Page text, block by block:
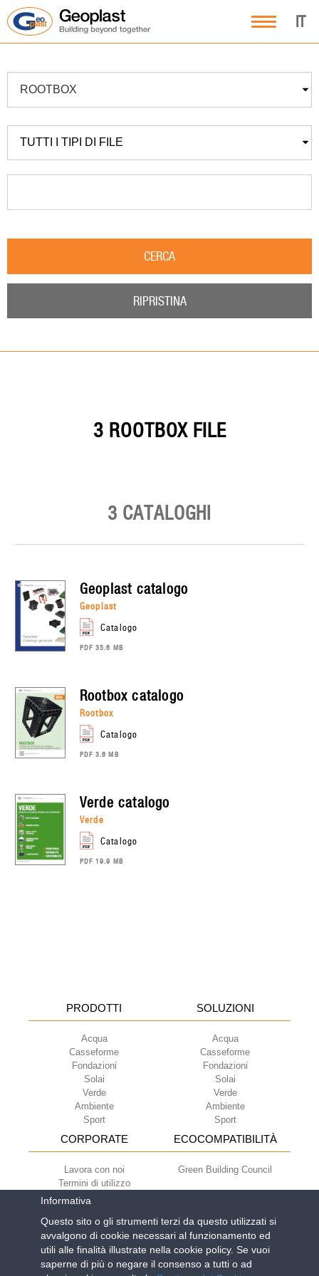
IT
ROOTBOX
TUTTI I TIPI DI FILE
CERCA
RIPRISTINA
3 ROOTBOX FILE
3 CATALOGHI
geoplast catalogo
geoplast
catalogo
PDF 35.6 MB
rootboxcatalogo
rootbox
catalogo
PDF 3.6 MB
verdecatalogo
verde
catalogo
PDF 19.9 MB
PRODOTTI
Acqua
Casseforme
Fondazioni
Solai
Verde
Ambiente
Sport
SOLUZIONI
Acqua
Casseforme
Fondazioni
Solai
Verde
Ambiente
Sport
CORPORATE
Lavora con noi
Termini di utilizzo
Condizioni di fornitura
ECOCOMPATIBILITÀ
Green Building Council
Geoplast S.p.A.
| Via Martiri della Libertà, 6/8 - 35010
Grantorto (Padova) ITALY - Tel
Informativa
Questo sito o gli strumenti terzi da questo utilizzati si
avvalgono di cookie necessari al funzionamento ed
utili alle finalità illustrate nella cookie policy. Se vuoi
saperne di più o negare il consenso a tutti o ad